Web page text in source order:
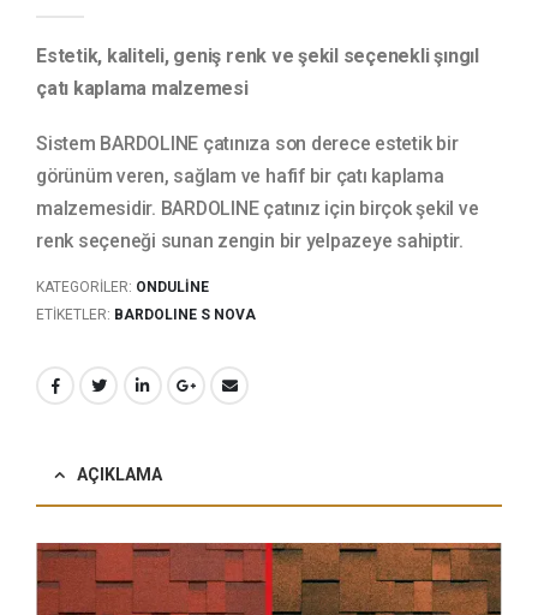
Estetik, kaliteli, geniş renk ve şekil seçenekli şıngıl
çatı kaplama malzemesi
Sistem BARDOLINE çatınıza son derece estetik bir
görünüm veren, sağlam ve hafif bir çatı kaplama
malzemesidir. BARDOLINE çatınız için birçok şekil ve
renk seçeneği sunan zengin bir yelpazeye sahiptir.
KATEGORILER: ONDULINE
ETIKETLER: BARDOLINE S NOVA
AÇIKLAMA